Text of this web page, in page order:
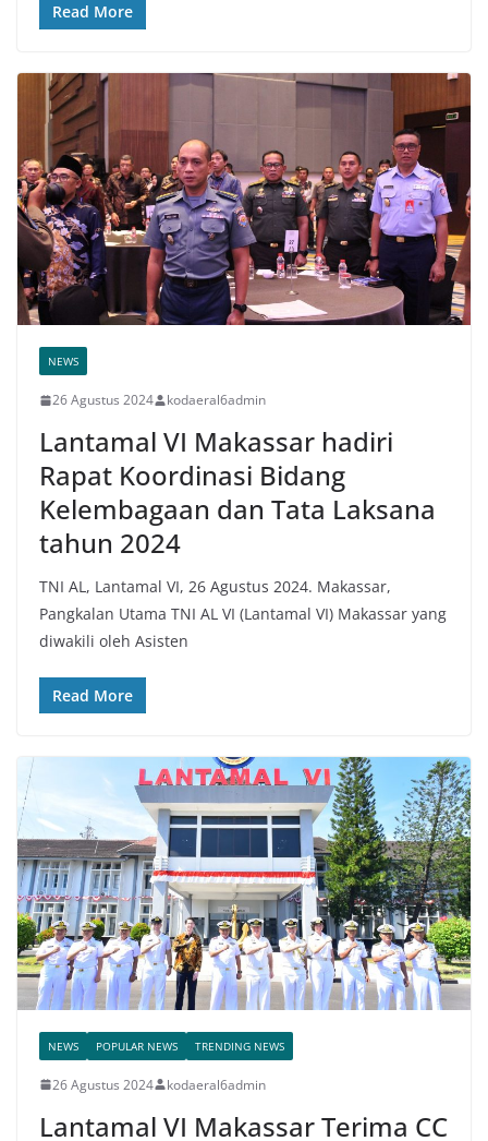
Read More
NEWS
26 Agustus 2024 kodaeral6admin
Lantamal VI Makassar hadiri
Rapat Koordinasi Bidang
Kelembagaan dan Tata Laksana
tahun 2024
TNI AL, Lantamal VI, 26 Agustus 2024. Makassar,
Pangkalan Utama TNI AL VI (Lantamal VI) Makassar yang
diwakili oleh Asisten
Read More
NEWS POPULAR NEWS TRENDING NEWS
26 Agustus 2024 kodaeral6admin
Lantamal VI Makassar Terima CC